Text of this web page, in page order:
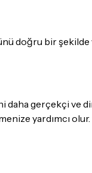
korunmuş,
satın almadan
emin olun.
doğru bir
gerçekçi ve
yardımcı olur.